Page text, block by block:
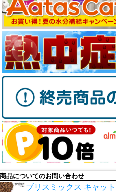
商品についてのお問い合わせ
ブリスミックス キャッ